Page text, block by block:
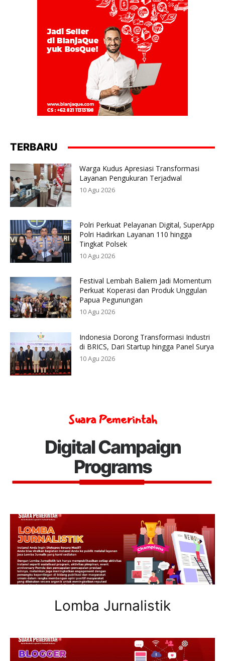
TERBARU
Warga Kudus Apresiasi Transformasi
Layanan Pengukuran Terjadwal
10 Agu 2026
Polri Perkuat Pelayanan Digital, SuperApp
Polri Hadirkan Layanan 110 hingga
Tingkat Polsek
10 Agu 2026
Festival Lembah Baliem Jadi Momentum
Perkuat Koperasi dan Produk Unggulan
Papua Pegunungan
10 Agu 2026
Indonesia Dorong Transformasi Industri
di BRICS, Dari Startup hingga Panel Surya
10 Agu 2026
Suara Pemerintah
Digital Campaign
Programs
Lomba Jurnalistik